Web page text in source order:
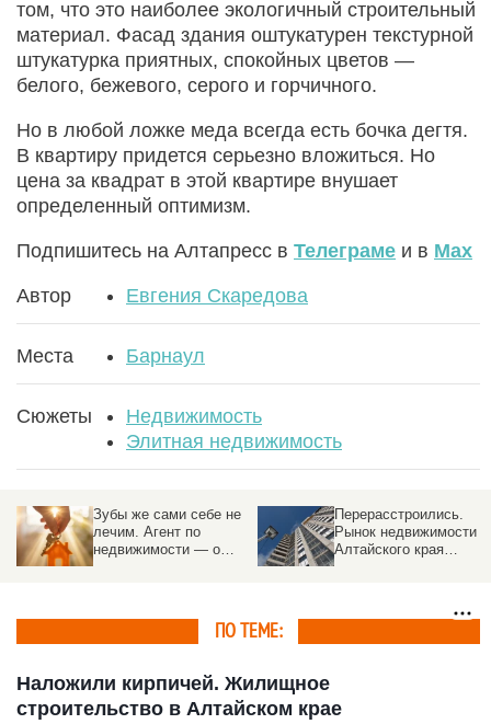
том, что это наиболее экологичный строительный
материал. Фасад здания оштукатурен текстурной
штукатурка приятных, спокойных цветов —
белого, бежевого, серого и горчичного.
Но в любой ложке меда всегда есть бочка дегтя.
В квартиру придется серьезно вложиться. Но
цена за квадрат в этой квартире внушает
определенный оптимизм.
Подпишитесь на Алтапресс в Телеграме и в Max
Автор Евгения Скаредова
Места Барнаул
Сюжеты
Недвижимость
Элитная недвижимость
Зубы же сами себе не
лечим. Агент по
недвижимости — о
Перерасстроились.
Рынок недвижимости
Алтайского края
ПО ТЕМЕ:
Наложили кирпичей. Жилищное
строительство в Алтайском крае